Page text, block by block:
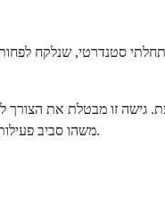
משהו סביב פעילות מינית - התרופה פשוט נוכחת תמיד. מינון יומי שימושי במיוחד לגברים פעילים מינית יותר מפעמיים בשבוע או כאלה שמוצאים ספונטניות חשובה להם.